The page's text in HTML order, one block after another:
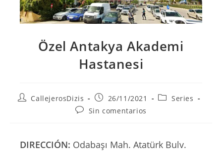
Özel Antakya Akademi
Hastanesi
AutorCallejerosDizis
Publicación
la
26/11/2021
Categoría
Series
Comentarios
Sin comentarios
DIRECCIÓN: Odabaşı Mah. Atatürk Bulv.